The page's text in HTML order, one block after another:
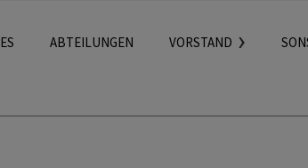
ABTEILUNGEN VORSTAND